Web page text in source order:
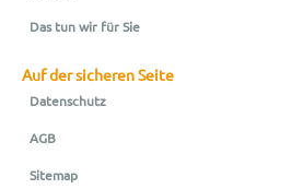
Das tun wir für Sie
Auf der sicheren Seite
Datenschutz
AGB
Sitemap